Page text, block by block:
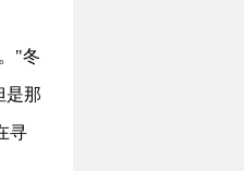
"冬
是那
寻